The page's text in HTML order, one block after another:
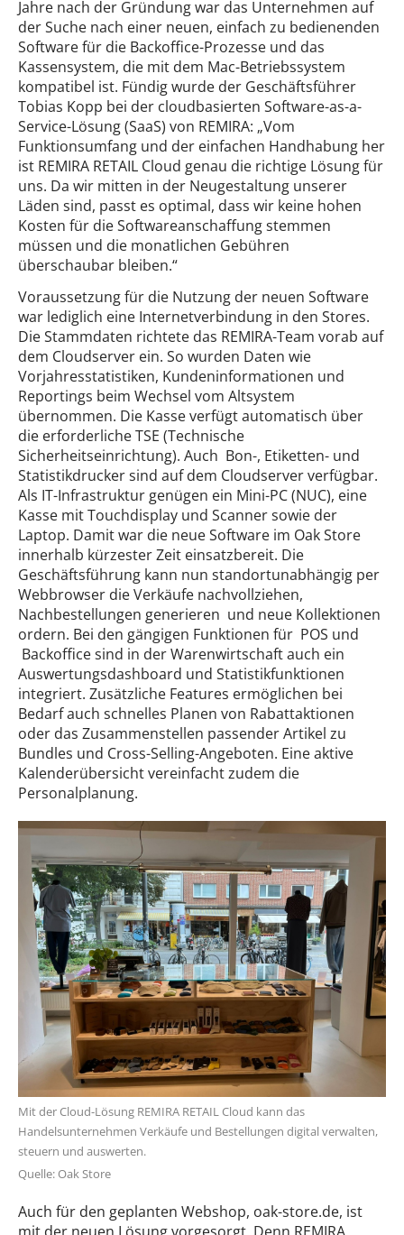
Jahre nach der Gründung war das Unternehmen auf
der Suche nach einer neuen, einfach zu bedienenden
Software für die Backoffice-Prozesse und das
Kassensystem, die mit dem Mac-Betriebssystem
kompatibel ist. Fündig wurde der Geschäftsführer
Tobias Kopp bei der cloudbasierten Software-as-a-
Service-Lösung (SaaS) von REMIRA: „Vom
Funktionsumfang und der einfachen Handhabung her
ist REMIRA RETAIL Cloud genau die richtige Lösung für
uns. Da wir mitten in der Neugestaltung unserer
Läden sind, passt es optimal, dass wir keine hohen
Kosten für die Softwareanschaffung stemmen
müssen und die monatlichen Gebühren
überschaubar bleiben.“
Voraussetzung für die Nutzung der neuen Software
war lediglich eine Internetverbindung in den Stores.
Die Stammdaten richtete das REMIRA-Team vorab auf
dem Cloudserver ein. So wurden Daten wie
Vorjahresstatistiken, Kundeninformationen und
Reportings beim Wechsel vom Altsystem
übernommen. Die Kasse verfügt automatisch über
die erforderliche TSE (Technische
Sicherheitseinrichtung). Auch Bon-, Etiketten- und
Statistikdrucker sind auf dem Cloudserver verfügbar.
Als IT-Infrastruktur genügen ein Mini-PC (NUC), eine
Kasse mit Touchdisplay und Scanner sowie der
Laptop. Damit war die neue Software im Oak Store
innerhalb kürzester Zeit einsatzbereit. Die
Geschäftsführung kann nun standortunabhängig per
Webbrowser die Verkäufe nachvollziehen,
Nachbestellungen generieren und neue Kollektionen
ordern. Bei den gängigen Funktionen für POS und
Backoffice sind in der Warenwirtschaft auch ein
Auswertungsdashboard und Statistikfunktionen
integriert. Zusätzliche Features ermöglichen bei
Bedarf auch schnelles Planen von Rabattaktionen
oder das Zusammenstellen passender Artikel zu
Bundles und Cross-Selling-Angeboten. Eine aktive
Kalenderübersicht vereinfacht zudem die
Personalplanung.
Mit der Cloud-Lösung REMIRA RETAIL Cloud kann das
Handelsunternehmen Verkäufe und Bestellungen digital verwalten,
steuern und auswerten.
Quelle: Oak Store
Auch für den geplanten Webshop, oak-store.de, ist
mit der neuen Lösung vorgesorgt. Denn REMIRA